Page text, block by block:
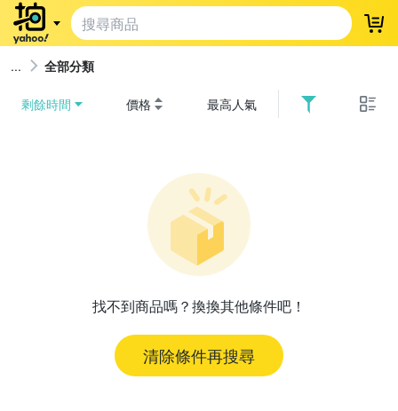
登
全部分類
剩餘時間 價格 最高人氣
找不到商品嗎？換換其他條件吧！
清除條件再搜尋